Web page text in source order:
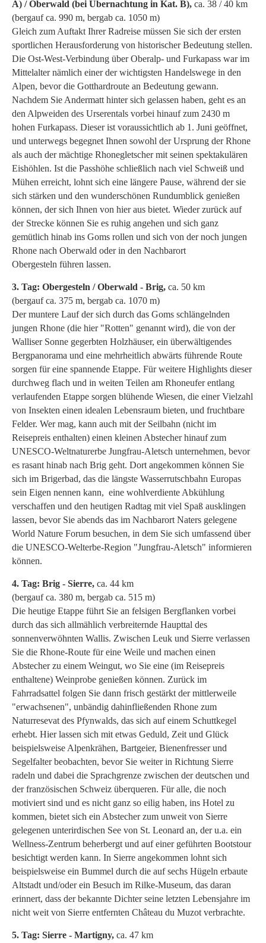
A) / Oberwald (bei Übernachtung in Kat. B), ca. 38 / 40 km
(bergauf ca. 990 m, bergab ca. 1050 m)
Gleich zum Auftakt Ihrer Radreise müssen Sie sich der ersten
sportlichen Herausforderung von historischer Bedeutung stellen.
Die Ost-West-Verbindung über Oberalp- und Furkapass war im
Mittelalter nämlich einer der wichtigsten Handelswege in den
Alpen, bevor die Gotthardroute an Bedeutung gewann.
Nachdem Sie Andermatt hinter sich gelassen haben, geht es an
den Alpweiden des Urserentals vorbei hinauf zum 2430 m
hohen Furkapass. Dieser ist voraussichtlich ab 1. Juni geöffnet,
und unterwegs begegnet Ihnen sowohl der Ursprung der Rhone
als auch der mächtige Rhonegletscher mit seinen spektakulären
Eishöhlen. Ist die Passhöhe schließlich nach viel Schweiß und
Mühen erreicht, lohnt sich eine längere Pause, während der sie
sich stärken und den wunderschönen Rundumblick genießen
können, der sich Ihnen von hier aus bietet. Wieder zurück auf
der Strecke können Sie es ruhig angehen und sich ganz
gemütlich hinab ins Goms rollen und sich von der noch jungen
Rhone nach Oberwald oder in den Nachbarort
Obergesteln führen lassen.
3. Tag: Obergesteln / Oberwald - Brig, ca. 50 km
(bergauf ca. 375 m, bergab ca. 1070 m)
Der muntere Lauf der sich durch das Goms schlängelnden
jungen Rhone (die hier "Rotten" genannt wird), die von der
Walliser Sonne gegerbten Holzhäuser, ein überwältigendes
Bergpanorama und eine mehrheitlich abwärts führende Route
sorgen für eine spannende Etappe. Für weitere Highlights dieser
durchweg flach und in weiten Teilen am Rhoneufer entlang
verlaufenden Etappe sorgen blühende Wiesen, die einer Vielzahl
von Insekten einen idealen Lebensraum bieten, und fruchtbare
Felder. Wer mag, kann auch mit der Seilbahn (nicht im
Reisepreis enthalten) einen kleinen Abstecher hinauf zum
UNESCO-Weltnaturerbe Jungfrau-Aletsch unternehmen, bevor
es rasant hinab nach Brig geht. Dort angekommen können Sie
sich im Brigerbad, das die längste Wasserrutschbahn Europas
sein Eigen nennen kann, eine wohlverdiente Abkühlung
verschaffen und den heutigen Radtag mit viel Spaß ausklingen
lassen, bevor Sie abends das im Nachbarort Naters gelegene
World Nature Forum besuchen, in dem Sie sich umfassend über
die UNESCO-Welterbe-Region "Jungfrau-Aletsch" informieren
können.
4. Tag: Brig - Sierre, ca. 44 km
(bergauf ca. 380 m, bergab ca. 515 m)
Die heutige Etappe führt Sie an felsigen Bergflanken vorbei
durch das sich allmählich verbreiternde Haupttal des
sonnenverwöhnten Wallis. Zwischen Leuk und Sierre verlassen
Sie die Rhone-Route für eine Weile und machen einen
Abstecher zu einem Weingut, wo Sie eine (im Reisepreis
enthaltene) Weinprobe genießen können. Zurück im
Fahrradsattel folgen Sie dann frisch gestärkt der mittlerweile
"erwachsenen", unbändig dahinfließenden Rhone zum
Naturresevat des Pfynwalds, das sich auf einem Schuttkegel
erhebt. Hier lassen sich mit etwas Geduld, Zeit und Glück
beispielsweise Alpenkrähen, Bartgeier, Bienenfresser und
Segelfalter beobachten, bevor Sie weiter in Richtung Sierre
radeln und dabei die Sprachgrenze zwischen der deutschen und
der französischen Schweiz überqueren. Für alle, die noch
motiviert sind und es nicht ganz so eilig haben, ins Hotel zu
kommen, bietet sich ein Abstecher zum unweit von Sierre
gelegenen unterirdischen See von St. Leonard an, der u.a. ein
Wellness-Zentrum beherbergt und auf einer geführten Bootstour
besichtigt werden kann. In Sierre angekommen lohnt sich
beispielsweise ein Bummel durch die auf sechs Hügeln erbaute
Altstadt und/oder ein Besuch im Rilke-Museum, das daran
erinnert, dass der bekannte Dichter seine letzten Lebensjahre im
nicht weit von Sierre entfernten Château du Muzot verbrachte.
5. Tag: Sierre - Martigny, ca. 47 km